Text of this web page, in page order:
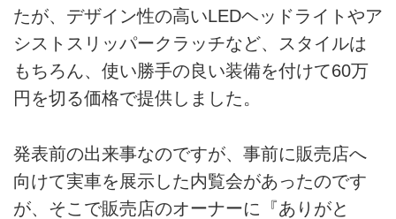
たが、デザイン性の高いLEDヘッドライトやア
シストスリッパークラッチなど、スタイルは
もちろん、使い勝手の良い装備を付けて60万
円を切る価格で提供しました。
発表前の出来事なのですが、事前に販売店へ
向けて実車を展示した内覧会があったのです
が、そこで販売店のオーナーに『ありがと